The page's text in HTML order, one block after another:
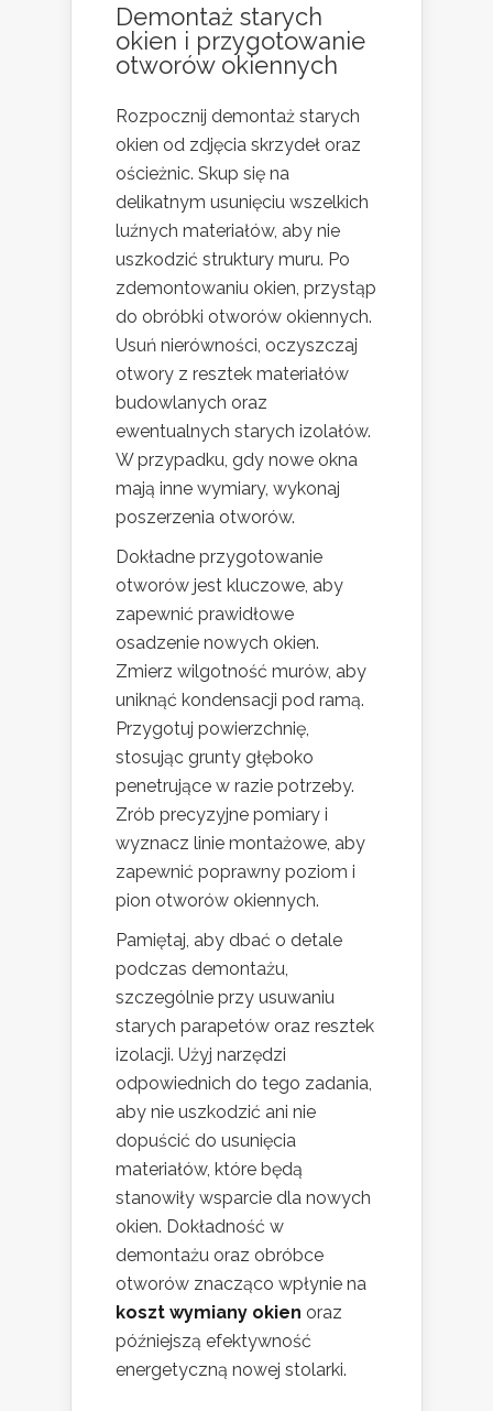
Demontaż starych
okien i przygotowanie
otworów okiennych
Rozpocznij demontaż starych
okien od zdjęcia skrzydeł oraz
ościeżnic. Skup się na
delikatnym usunięciu wszelkich
luźnych materiałów, aby nie
uszkodzić struktury muru. Po
zdemontowaniu okien, przystąp
do obróbki otworów okiennych.
Usuń nierówności, oczyszczaj
otwory z resztek materiałów
budowlanych oraz
ewentualnych starych izolałów.
W przypadku, gdy nowe okna
mają inne wymiary, wykonaj
poszerzenia otworów.
Dokładne przygotowanie
otworów jest kluczowe, aby
zapewnić prawidłowe
osadzenie nowych okien.
Zmierz wilgotność murów, aby
uniknąć kondensacji pod ramą.
Przygotuj powierzchnię,
stosując grunty głęboko
penetrujące w razie potrzeby.
Zrób precyzyjne pomiary i
wyznacz linie montażowe, aby
zapewnić poprawny poziom i
pion otworów okiennych.
Pamiętaj, aby dbać o detale
podczas demontażu,
szczególnie przy usuwaniu
starych parapetów oraz resztek
izolacji. Użyj narzędzi
odpowiednich do tego zadania,
aby nie uszkodzić ani nie
dopuścić do usunięcia
materiałów, które będą
stanowiły wsparcie dla nowych
okien. Dokładność w
demontażu oraz obróbce
otworów znacząco wpłynie na
koszt wymiany okien oraz
późniejszą efektywność
energetyczną nowej stolarki.